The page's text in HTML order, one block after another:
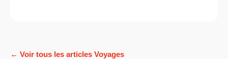
← Voir tous les articles Voyages